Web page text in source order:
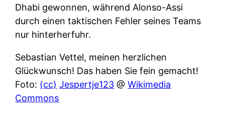
Dhabi gewonnen, während Alonso-Assi
durch einen taktischen Fehler seines Teams
nur hinterherfuhr.
Sebastian Vettel, meinen herzlichen
Glückwunsch! Das haben Sie fein gemacht!
Foto: (cc) Jespertje123 @Wikimedia
Commons